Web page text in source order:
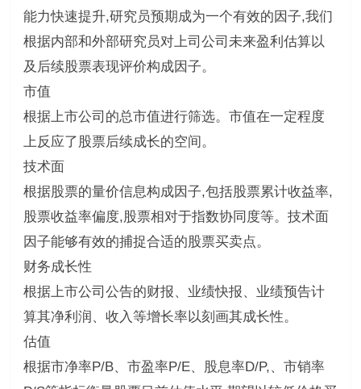
能力快速提升,研究员预期成为一个有效的因子,我们
根据内部和外部研究员对上司公司未来盈利估算以
及后续股票表现评价构成因子。
市值
根据上市公司的总市值进行筛选。市值在一定程度
上反应了股票后续成长的空间。
技术面
根据股票的量价信息构成因子,包括股票累计收益率,
股票收益率偏度,股票相对于指数协同度等。技术面
因子能够有效的捕捉合适的股票买卖点。
财务成长性
根据上市公司公告的财报、业绩快报、业绩预告计
算其净利润、收入等增长率以刻画其成长性。
估值
根据市净率P/B、市盈率P/E、股息率D/P,、市销率